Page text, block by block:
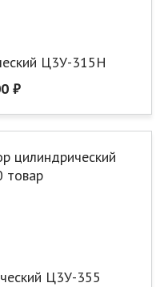
Ц3У-315Н
₽
Ц3У-355